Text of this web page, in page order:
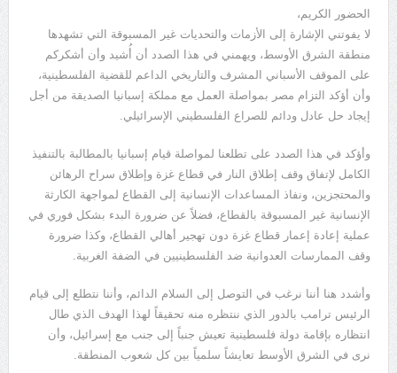
الحضور الكريم،
لا يفوتني الإشارة إلى الأزمات والتحديات غير المسبوقة التي تشهدها
منطقة الشرق الأوسط، ويهمني في هذا الصدد أن أُشيد وأن أشكركم
على الموقف الأسباني المشرف والتاريخي الداعم للقضية الفلسطينية،
وأن أؤكد التزام مصر بمواصلة العمل مع مملكة إسبانيا الصديقة من أجل
إيجاد حل عادل ودائم للصراع الفلسطيني الإسرائيلي.
وأؤكد في هذا الصدد على تطلعنا لمواصلة قيام إسبانيا بالمطالبة بالتنفيذ
الكامل لإتفاق وقف إطلاق النار في قطاع غزة وإطلاق سراح الرهائن
والمحتجزين، ونفاذ المساعدات الإنسانية إلى القطاع لمواجهة الكارثة
الإنسانية غير المسبوقة بالقطاع، فضلاً عن ضرورة البدء بشكل فوري في
عملية إعادة إعمار قطاع غزة دون تهجير أهالي القطاع، وكذا ضرورة
وقف الممارسات العدوانية ضد الفلسطينيين في الضفة الغربية.
وأشدد هنا أننا نرغب في التوصل إلى السلام الدائم، وأننا نتطلع إلى قيام
الرئيس ترامب بالدور الذي ننتظره منه تحقيقاً لهذا الهدف الذي طال
انتظاره بإقامة دولة فلسطينية تعيش جنباً إلى جنب مع إسرائيل، وأن
نرى في الشرق الأوسط تعايشاً سلمياً بين كل شعوب المنطقة.